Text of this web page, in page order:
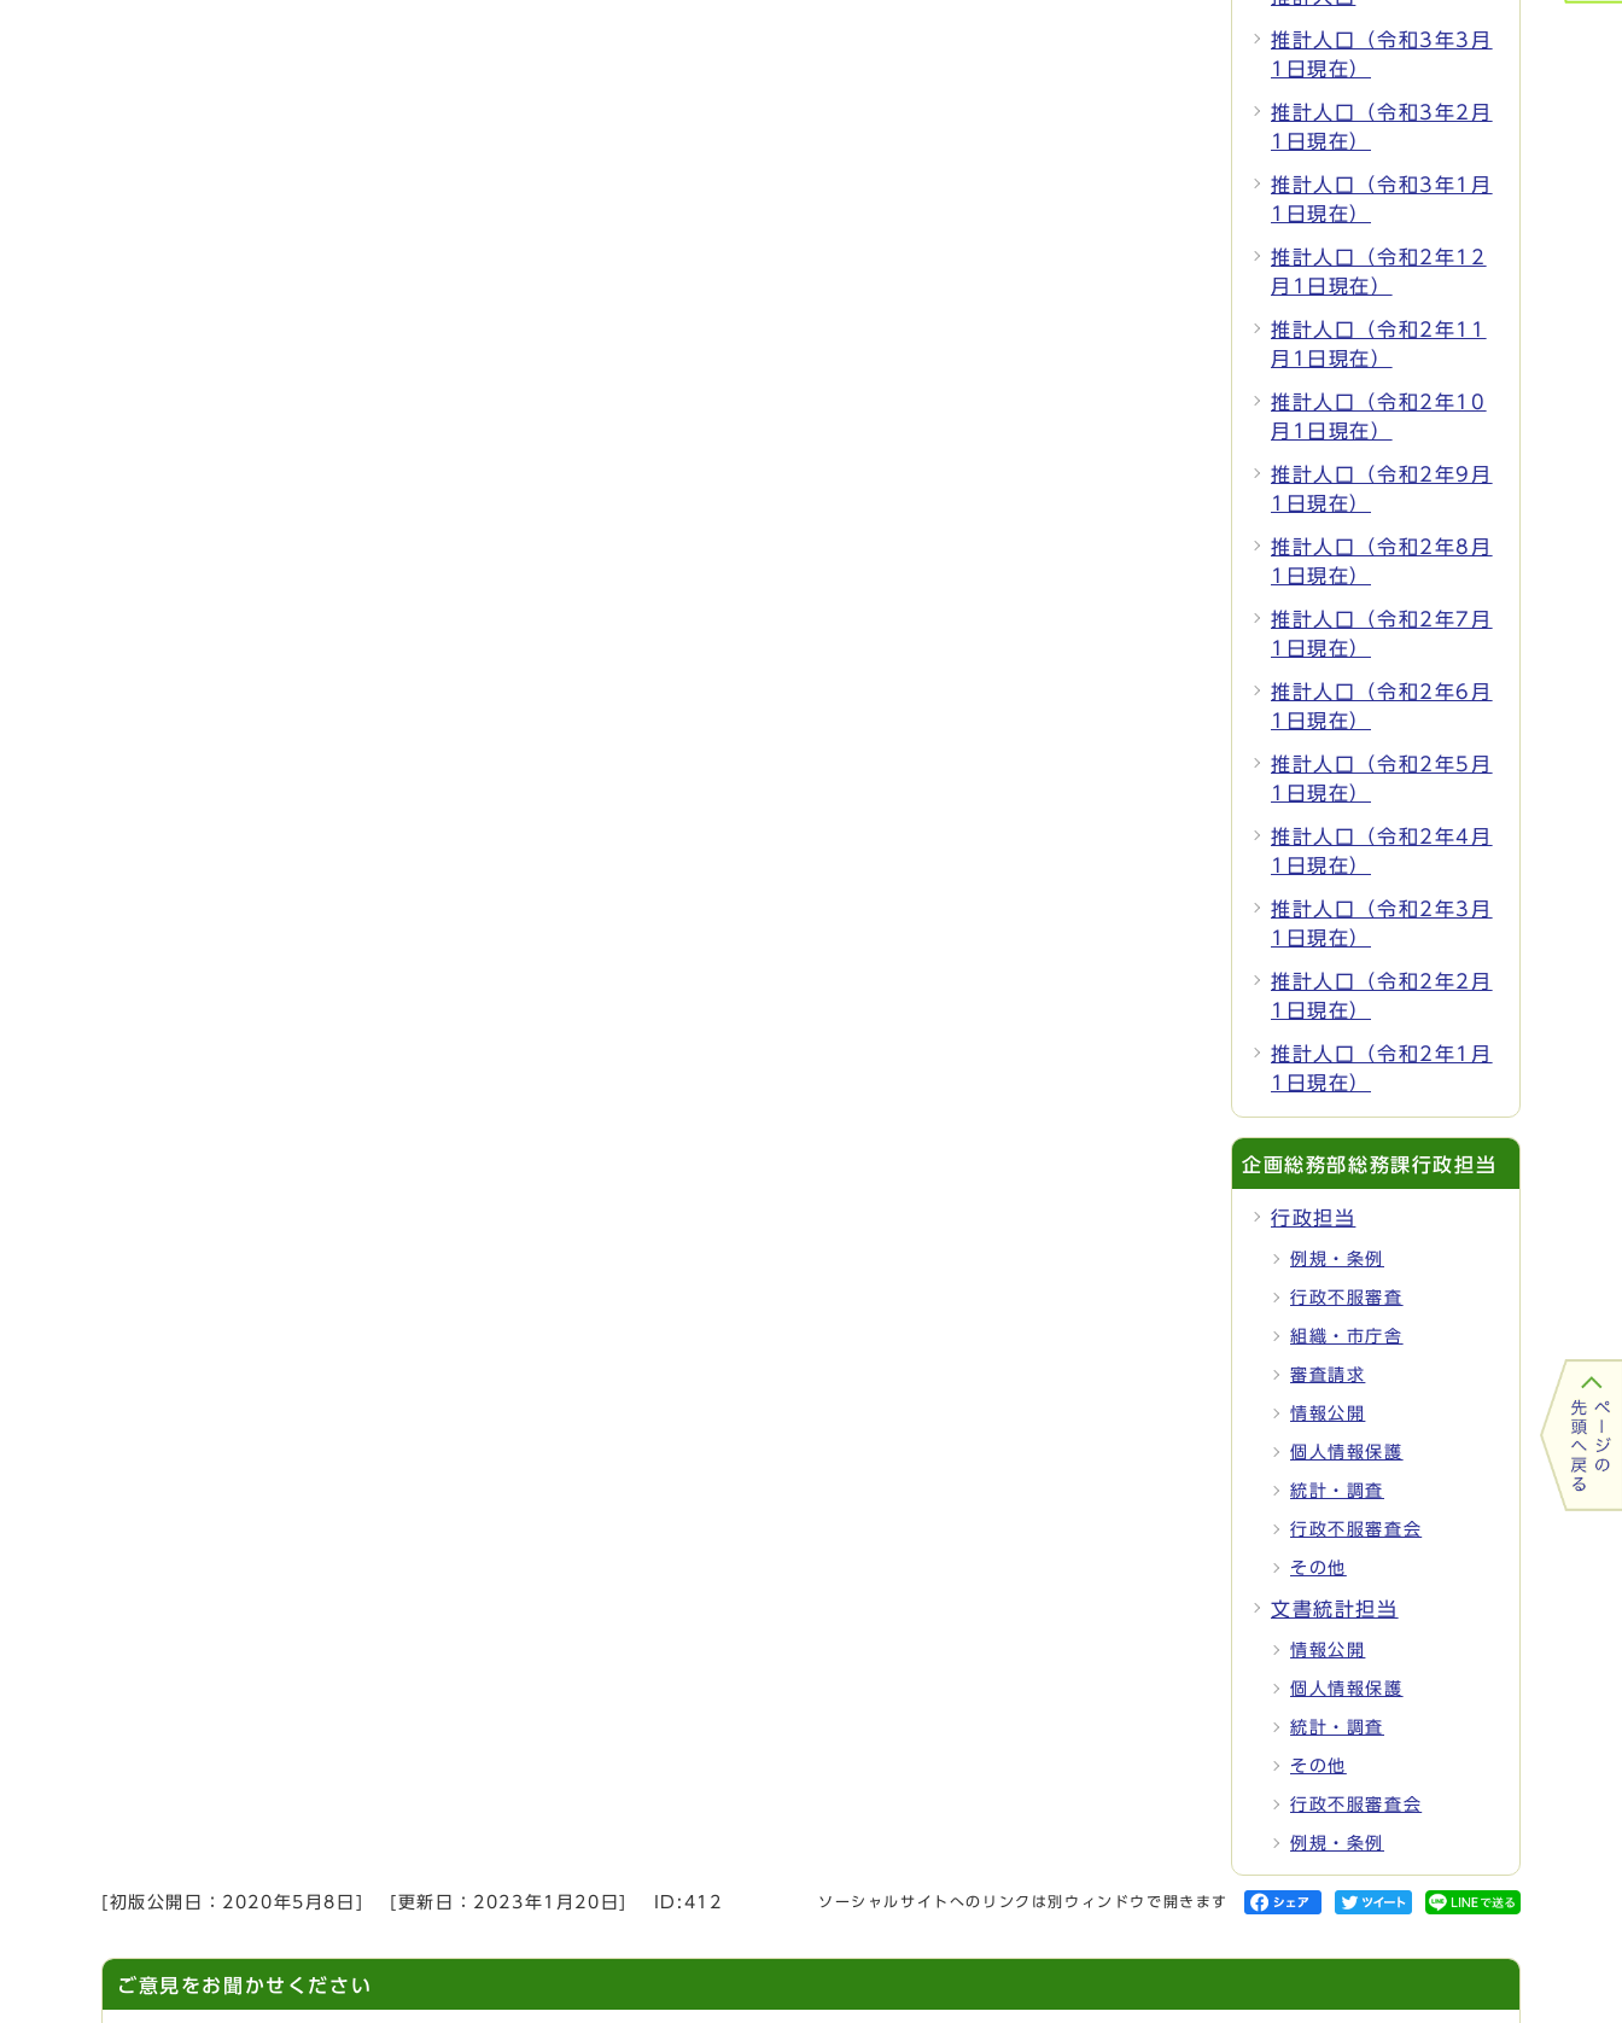
推計人口（令和3年3月
1日現在）
推計人口（令和3年2月
1日現在）
推計人口（令和3年1月
1日現在）
推計人口（令和2年12
月1日現在）
推計人口（令和2年11
月1日現在）
推計人口（令和2年10
月1日現在）
推計人口（令和2年9月
1日現在）
推計人口（令和2年8月
1日現在）
推計人口（令和2年7月
1日現在）
推計人口（令和2年6月
1日現在）
推計人口（令和2年5月
1日現在）
推計人口（令和2年4月
1日現在）
推計人口（令和2年3月
1日現在）
推計人口（令和2年2月
1日現在）
推計人口（令和2年1月
1日現在）
企画総務部総務課行政担当
行政担当
例規・条例
行政不服審査
組織・市庁舎
審査請求
情報公開
個人情報保護
統計・調査
行政不服審査会
その他
文書統計担当
情報公開
個人情報保護
統計・調査
その他
行政不服審査会
例規・条例
[初版公開日： 2020年5月8日 [更新日： 2023年1月20日 ID:412 ソーシャルサイトへのリンクは別ウィンドウで開きます
ご意見をお聞かせください